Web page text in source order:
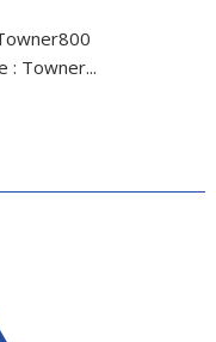
: Towner...